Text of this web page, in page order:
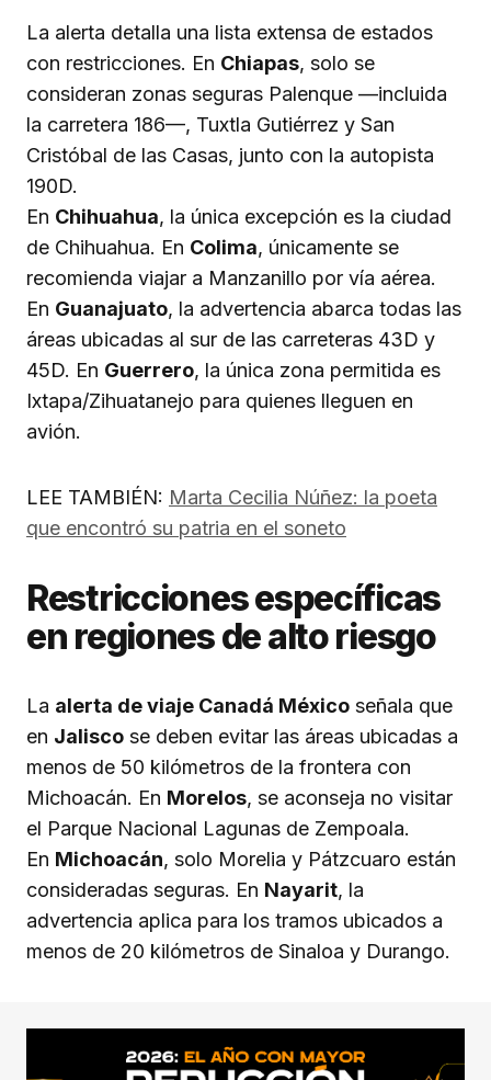
La alerta detalla una lista extensa de estados
con restricciones. En Chiapas, solo se
consideran zonas seguras Palenque —incluida
la carretera 186—, Tuxtla Gutiérrez y San
Cristóbal de las Casas, junto con la autopista
190D.
En Chihuahua, la única excepción es la ciudad
de Chihuahua. En Colima, únicamente se
recomienda viajar a Manzanillo por vía aérea.
En Guanajuato, la advertencia abarca todas las
áreas ubicadas al sur de las carreteras 43D y
45D. En Guerrero, la única zona permitida es
Ixtapa/Zihuatanejo para quienes lleguen en
avión.
LEE TAMBIÉN: Marta Cecilia Núñez: la poeta
que encontró su patria en el soneto
Restricciones específicas
en regiones de alto riesgo
La alerta de viaje Canadá México señala que
en Jalisco se deben evitar las áreas ubicadas a
menos de 50 kilómetros de la frontera con
Michoacán. En Morelos, se aconseja no visitar
el Parque Nacional Lagunas de Zempoala.
En Michoacán, solo Morelia y Pátzcuaro están
consideradas seguras. En Nayarit, la
advertencia aplica para los tramos ubicados a
menos de 20 kilómetros de Sinaloa y Durango.